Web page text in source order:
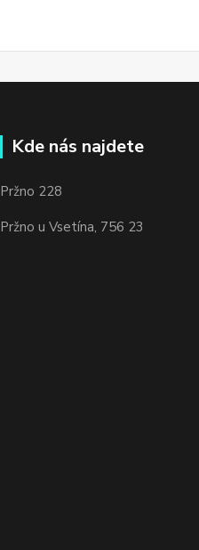
Kde nás najdete
Pržno 228
Pržno u Vsetína, 756 23